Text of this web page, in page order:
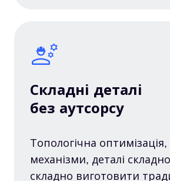
Складні деталі
без аутсорсу
Топологічна
механізми, деталі
складно виготовити